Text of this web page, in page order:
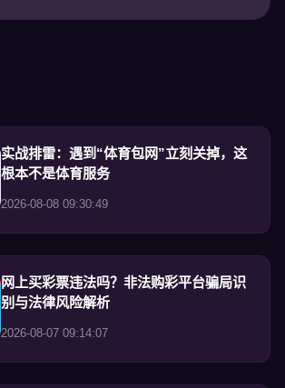
实战排雷：遇到“体育包网”立刻关掉，这
根本不是体育服务
2026-08-08 09:30:49
网上买彩票违法吗？非法购彩平台骗局识
别与法律风险解析
2026-08-07 09:14:07